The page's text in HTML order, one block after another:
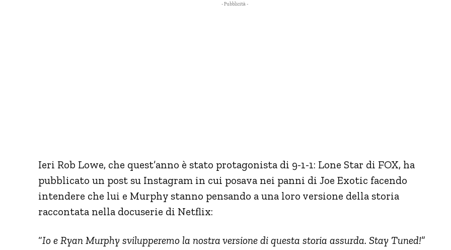
- Pubblicità -
Ieri Rob Lowe, che quest’anno è stato protagonista di 9-1-1: Lone Star di FOX, ha
pubblicato un post su Instagram in cui posava nei panni di Joe Exotic facendo
intendere che lui e Murphy stanno pensando a una loro versione della storia
raccontata nella docuserie di Netflix:
“Io e Ryan Murphy svilupperemo la nostra versione di questa storia assurda. Stay Tuned!”